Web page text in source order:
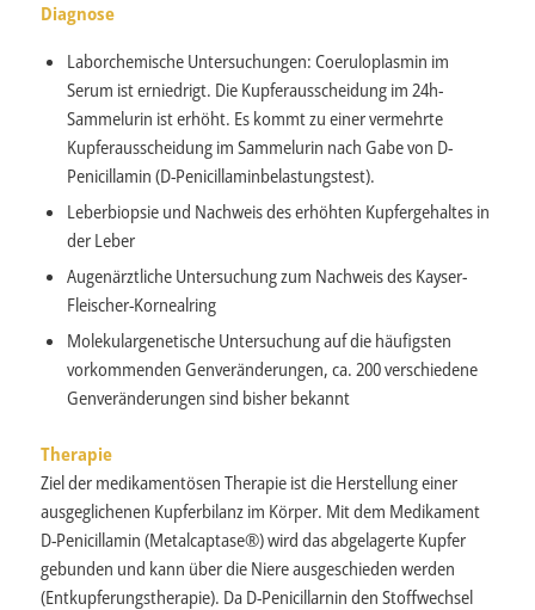
Diagnose
Laborchemische Untersuchungen: Coeruloplasmin im
Serum ist erniedrigt. Die Kupferausscheidung im 24h-
Sammelurin ist erhöht. Es kommt zu einer vermehrte
Kupferausscheidung im Sammelurin nach Gabe von D-
Penicillamin (D-Penicillaminbelastungstest).
Leberbiopsie und Nachweis des erhöhten Kupfergehaltes in
der Leber
Augenärztliche Untersuchung zum Nachweis des Kayser-
Fleischer-Kornealring
Molekulargenetische Untersuchung auf die häufigsten
vorkommenden Genveränderungen, ca. 200 verschiedene
Genveränderungen sind bisher bekannt
Therapie
Ziel der medikamentösen Therapie ist die Herstellung einer
ausgeglichenen Kupferbilanz im Körper. Mit dem Medikament
D-Penicillamin (Metalcaptase®) wird das abgelagerte Kupfer
gebunden und kann über die Niere ausgeschieden werden
(Entkupferungstherapie). Da D-Penicillarnin den Stoffwechsel